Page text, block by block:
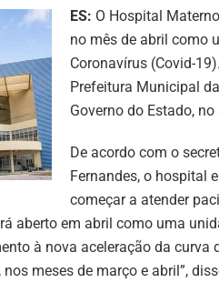
ES: O Hospital
no mês de abril como
Coronavírus (Covid-
Prefeitura Municipal
Governo do Estado,
De acordo com o
Fernandes, o hospital
começar a atender
aberto em abril como uma
à nova aceleração da curva
meses de março e abril”,